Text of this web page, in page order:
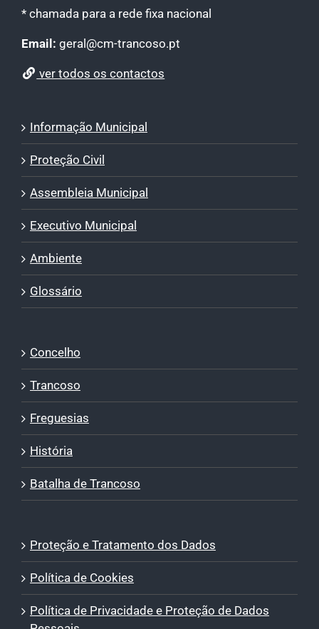
* chamada para a rede fixa nacional
Email: geral@cm-trancoso.pt
ver todos os contactos
Informação Municipal
Proteção Civil
Assembleia Municipal
Executivo Municipal
Ambiente
Glossário
Concelho
Trancoso
Freguesias
História
Batalha de Trancoso
Proteção e Tratamento dos Dados
Política de Cookies
Política de Privacidade e Proteção de Dados